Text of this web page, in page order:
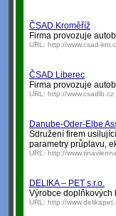
ČSAD Kroměříž
Firma provozuje
URL: http://www.csad-
ČSAD Liberec
Firma provozuje
URL: http://www.csadlb.cz
Danube-Oder-Elbe
Sdružení firem
parametry průplavu,
URL: http://
DELIKA – PET s.r.o.
Výrobce doplňkových
URL: http://